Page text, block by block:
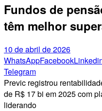
Fundos de
têm melhor
10 de abril de 2026
WhatsAppFacebook
Telegram
Previc registrou
de R$ 17 bi em 2025 com
liderando